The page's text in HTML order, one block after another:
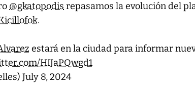
@gkatopodis repasamos la evolución del
.
estará en la ciudad para informar
HIJaPQwgd1
July 8, 2024